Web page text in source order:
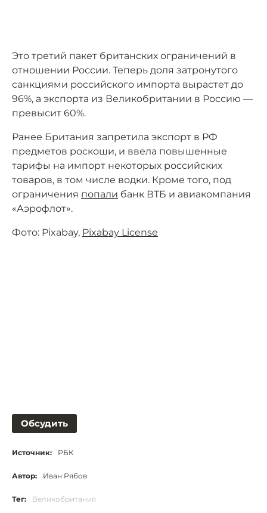
Это третий пакет британских ограничений в
отношении России. Теперь доля затронутого
санкциями российского импорта вырастет до
96%, а экспорта из Великобритании в Россию —
превысит 60%.
Ранее Британия запретила экспорт в РФ
предметов роскоши, и ввела повышенные
тарифы на импорт некоторых российских
товаров, в том числе водки. Кроме того, под
ограничения попали банк ВТБ и авиакомпания
«Аэрофлот».
Фото: Pixabay, Pixabay License
Обсудить
Источник: РБК
Автор: Иван Рябов
Тег: Великобритания